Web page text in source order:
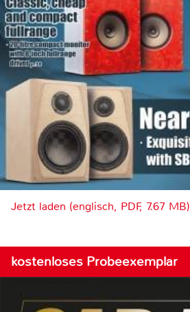
Jetzt laden (englisch, PDF, 7.67 MB)
kostenloses Probeexemplar